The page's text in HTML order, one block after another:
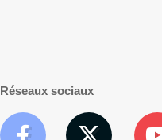
Réseaux sociaux